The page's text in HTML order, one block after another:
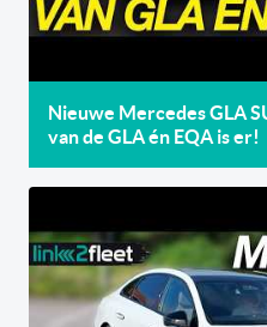
Nieuwe Mercedes GLA
van de GLA én EQA is er!